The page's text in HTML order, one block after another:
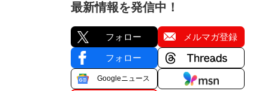
最新情報を発信中！
フォロー メルマガ登録
フォロー
Googleニュース